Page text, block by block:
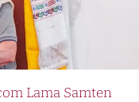
Lama Samten